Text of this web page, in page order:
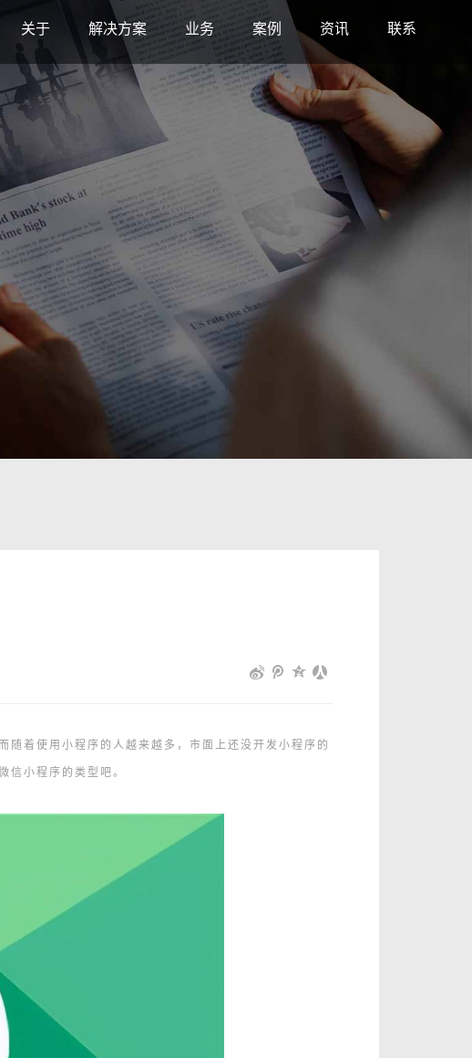
关于 解决方案 业务 案例 资讯 联系
着使用小程序的人越来越多，市面上还没开发小程序的
信小程序的类型吧。